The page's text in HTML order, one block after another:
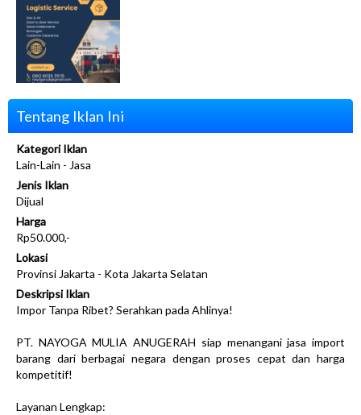
Tentang Iklan Ini
Kategori Iklan
Lain-Lain - Jasa
Jenis Iklan
Dijual
Harga
Rp50.000,-
Lokasi
Provinsi Jakarta - Kota Jakarta Selatan
Deskripsi Iklan
Impor Tanpa Ribet? Serahkan pada Ahlinya!
PT. NAYOGA MULIA ANUGERAH siap menangani jasa import
barang dari berbagai negara dengan proses cepat dan harga
kompetitif!
Layanan Lengkap: